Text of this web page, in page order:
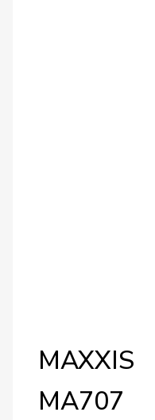
MA707